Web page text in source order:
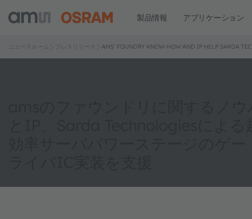
製品情報 アプリケーション
ニュースルーム プレスリリース AMS’ FOUNDRY KNOW-HOW AND IP HELP SARDA